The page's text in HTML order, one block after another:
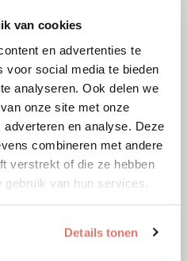
van cookies
en advertenties te
voor social media te bieden
analyseren. Ook delen we
onze site met onze
en analyse. Deze
combineren met andere
verstrekt of die ze hebben
van hun services.
Details tonen